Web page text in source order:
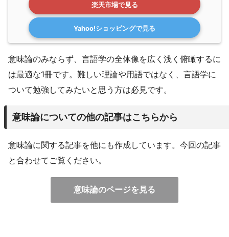
楽天市場で見る
Yahoo!ショッピングで見る
意味論のみならず、言語学の全体像を広く浅く俯瞰するに
は最適な1冊です。難しい理論や用語ではなく、言語学に
ついて勉強してみたいと思う方は必見です。
意味論についての他の記事はこちらから
意味論に関する記事を他にも作成しています。今回の記事
と合わせてご覧ください。
意味論のページを見る